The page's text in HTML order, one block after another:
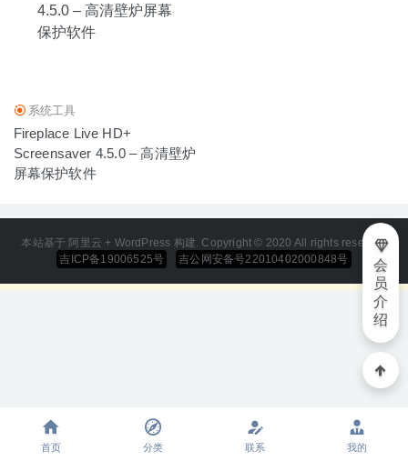
系统工具
Fireplace Live HD+
Screensaver 4.5.0 – 高清壁炉
屏幕保护软件
本站基于 阿里云 + WordPress 构建. Copyright © 2020 All rights reserved
吉ICP备19006525号
吉公网安备号22010402000848号
会
员
介
绍
机软件 2023-10-23
Airy Pro 3.13.268 中文版-MacOS排名第一的YouTube视频
首页 分类 联系 我的